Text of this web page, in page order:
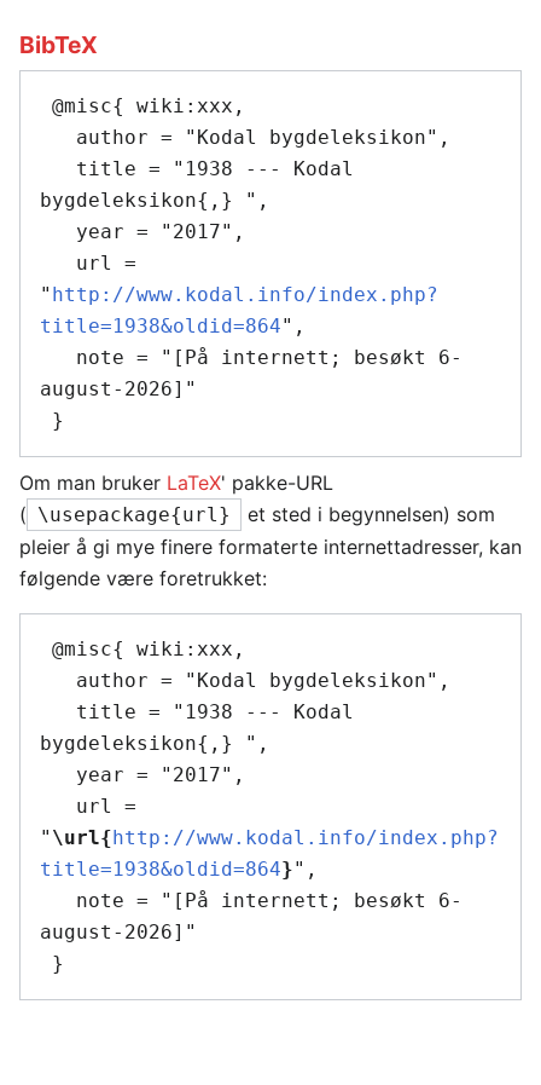
BibTeX
bygdeleksikon{,} ",
" http://www.kodal.info/index.php?
title=1938&oldid=864",
august-2026]"
Om man bruker LaTeX' pakke-URL
( \usepackage{url}
et sted i begynnelsen) som
pleier å gi mye finere formaterte internettadresser, kan
følgende være foretrukket:
bygdeleksikon{,} ",
" \url{http://www.kodal.info/index.php?
title=1938&oldid=864}",
august-2026]"